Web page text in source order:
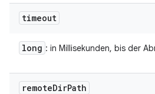
timeout
long : in Millisekunden, bis der
remoteDirPath